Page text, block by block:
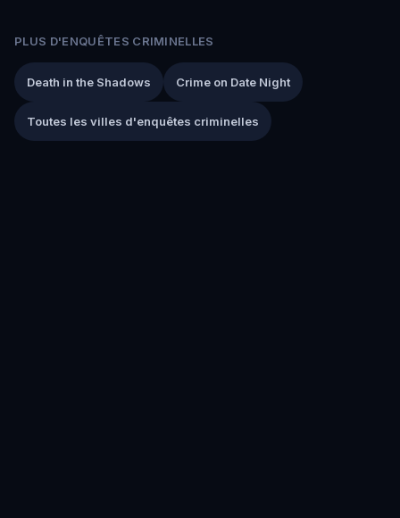
PLUS D'ENQUÊTES CRIMINELLES
Death in the Shadows Crime on Date Night
Toutes les villes d'enquêtes criminelles